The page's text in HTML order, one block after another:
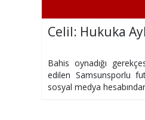
Celil: Hukuka
Bahis oynadığı
edilen Samsunsporlu
sosyal medya